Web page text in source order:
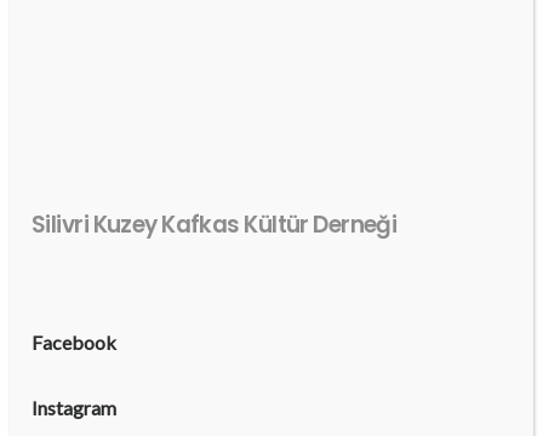
Silivri Kuzey Kafkas Kültür Derneği
Facebook
Instagram